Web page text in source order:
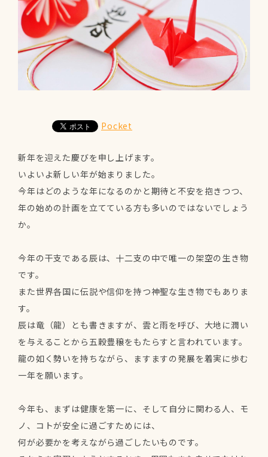
Pocket
新年を迎えた慶びを申し上げます。
いよいよ新しい年が始まりました。
今年はどのような年になるのかと期待と不安を抱きつつ、
年の始めの計画を立てている方も多いのではないでしょう
か。
今年の干支である辰は、十二支の中で唯一の架空の生き物
です。
また世界各国に伝説や信仰を持つ神聖な生き物でもありま
す。
辰は竜（龍）とも書きますが、雲と雨を呼び、大地に潤い
を与えることから五穀豊穣をもたらすと言われています。
龍の如く勢いを持ちながら、ますますの発展を着実に歩む
一年を願います。
今年も、まずは健康を第一に、そして自分に関わる人、モ
ノ、コトが安全に過ごすためには、
何が必要かを考えながら過ごしたいものです。